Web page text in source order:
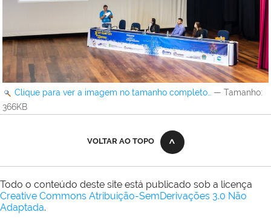
Clique para ver a imagem no tamanho completo… — Tamanho:
366KB
VOLTAR AO TOPO
Todo o conteúdo deste site está publicado sob a licença
Creative Commons Atribuição-SemDerivações 3.0 Não
Adaptada.